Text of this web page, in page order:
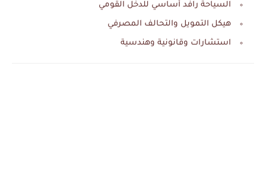
السياحة رافد أساسي للدخل القومي
هيكل التمويل والتحالف المصرفي
استشارات وقانونية وهندسية